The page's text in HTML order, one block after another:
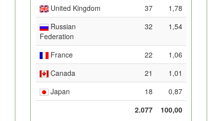
United Kingdom
37
1,78
Russian
Federation
32 1,54
France 22
1,06
Canada
21
1,01
Japan
18
0,87
2.077
100,00